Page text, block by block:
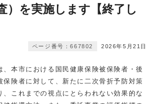
）を実施します【終了し
2026年5月21日
ページ番号：667802
本市における国民健康保険被保険者・後
保険者に対して、新たに二次骨折予防対策
、これまでの視点にとらわれない効果的な